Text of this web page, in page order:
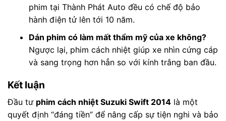
phim tại Thành Phát Auto đều có chế độ bảo
hành điện tử lên tới 10 năm.
Dán phim có làm mất thẩm mỹ của xe không?
Ngược lại, phim cách nhiệt giúp xe nhìn cứng cáp
và sang trọng hơn hẳn so với kính trắng ban đầu.
Kết luận
Đầu tư phim cách nhiệt Suzuki Swift 2014 là một
quyết định “đáng tiền” để nâng cấp sự tiện nghi và bảo